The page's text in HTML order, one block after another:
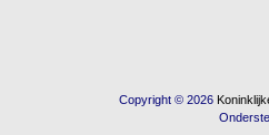
Copyright © 2026